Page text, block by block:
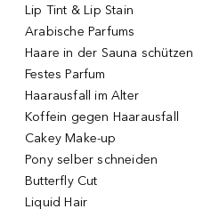
Lip Tint & Lip Stain
Arabische Parfums
Haare in der Sauna schützen
Festes Parfum
Haarausfall im Alter
Koffein gegen Haarausfall
Cakey Make-up
Pony selber schneiden
Butterfly Cut
Liquid Hair